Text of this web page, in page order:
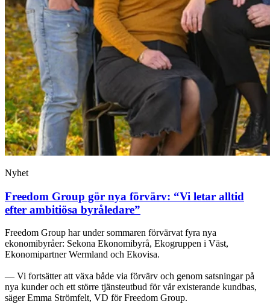
Nyhet
Freedom Group gör nya förvärv: “Vi letar alltid
efter ambitiösa byråledare”
Freedom Group har under sommaren förvärvat fyra nya
ekonomibyråer: Sekona Ekonomibyrå, Ekogruppen i Väst,
Ekonomipartner Wermland och Ekovisa.
— Vi fortsätter att växa både via förvärv och genom satsningar på
nya kunder och ett större tjänsteutbud för vår existerande kundbas,
säger Emma Strömfelt, VD för Freedom Group.